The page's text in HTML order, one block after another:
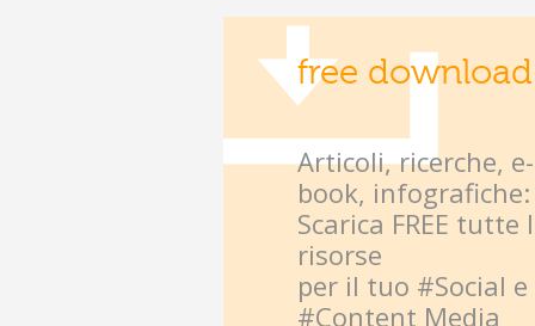
free download
Articoli, ricerche, e-
book, infografiche:
Scarica FREE tutte
risorse
per il tuo #Social e
#Content Media